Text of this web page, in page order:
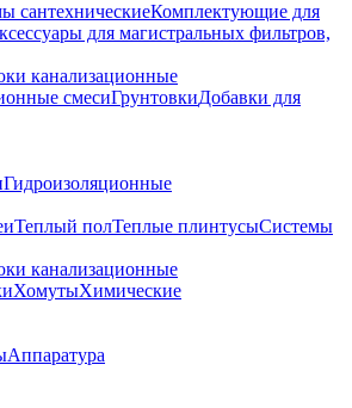
сантехническиеКомплектующие для
для магистральных фильтров,
канализационные
смесиГрунтовкиДобавки для
Гидроизоляционные
Теплый полТеплые плинтусыСистемы
канализационные
ХомутыХимические
Аппаратура